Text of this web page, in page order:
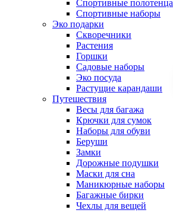
Спортивные полотенца
Спортивные наборы
Эко подарки
Скворечники
Растения
Горшки
Садовые наборы
Эко посуда
Растущие карандаши
Путешествия
Весы для багажа
Крючки для сумок
Наборы для обуви
Беруши
Замки
Дорожные подушки
Маски для сна
Маникюрные наборы
Багажные бирки
Чехлы для вещей